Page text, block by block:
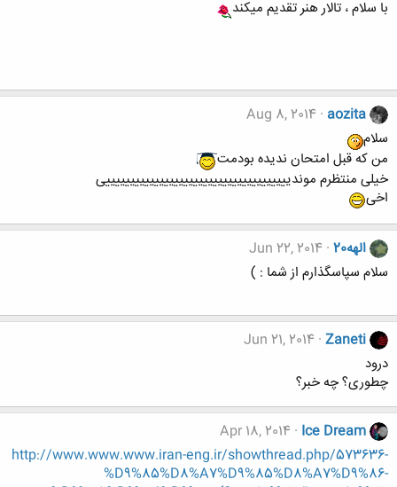
با سلام ، تالار هنر تقدیم میکند
aozita
Aug 8, 2014
سلام
من که قبل امتحان ندیده بودمت
خیلی منتظرم موندییییییییییییییییییییییییییییییییییییییی
اخی
الهه20
Jun 22, 2014
سلام سپاسگذارم از شما : )
Zaneti
Jun 21, 2014
درود
چطوری؟ چه خبر؟
Ice Dream
Apr 18, 2014
http://www.www.www.iran-eng.ir/showthread.php/573636-
%D9%85%D8%A7%D9%85%D8%A7%D9%86-